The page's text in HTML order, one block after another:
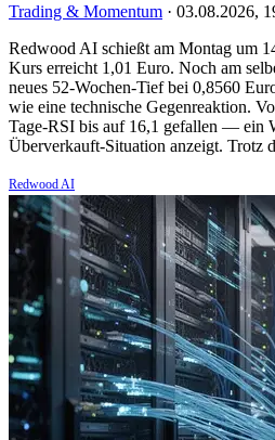
Trading & Momentum · 03.08.2026,
Redwood AI schießt am Montag um
Kurs erreicht 1,01 Euro. Noch am
neues 52-Wochen-Tief bei 0,8560
wie eine technische Gegenreaktion.
Tage-RSI bis auf 16,1 gefallen — ein
Überverkauft-Situation anzeigt.
Redwood AI